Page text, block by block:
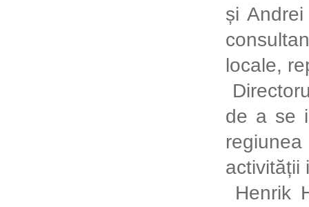
și
locale,
de a se
activității
Henrik